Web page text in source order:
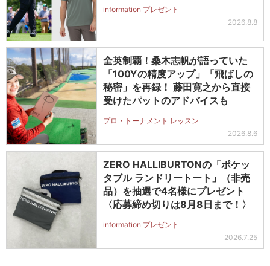
information プレゼント
2026.8.8
全英制覇！桑木志帆が語っていた
「100Yの精度アップ」「飛ばしの
秘密」を再録！ 藤田寛之から直接
受けたパットのアドバイスも
プロ・トーナメント レッスン
2026.8.6
ZERO HALLIBURTONの「ポケッ
タブル ランドリートート」（非売
品）を抽選で4名様にプレゼント
〈応募締め切りは8月8日まで！〉
information プレゼント
2026.7.25